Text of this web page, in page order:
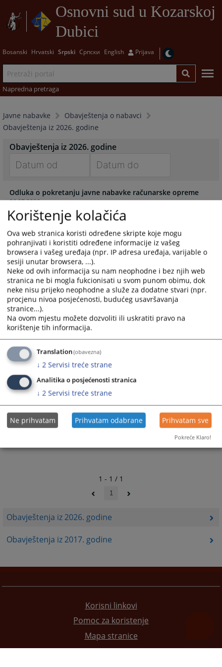
Osnovni sud u Kozarskoj
Dubici
Bosanski Hrvatski Srpski Српски English Prijava
Napredna pretraga
Javne nabavke
Obavještenja o nabavci
Obavještenja iz 2026. godine
Obavještenja iz 2026. godine
Obavještenja iz 2017. godine
Obavještenja iz 2026. godine
forward
to
interact
the
calendar
and
select
a
date.
Press
the
question
key
get
the
keyboard
for
changing
forward
to
interact
the
calendar
and
select
a
date.
Press
the
question
to
get
the
keyboard
for
changing
06.07.2026.
Odluka o pokretanju javne nabavke računarske opreme
1 - 1 / 1
1
Korisni linkovi
Pomoc za koristenje
Mapa stranice
Korištenje kolačića
Ova web stranica koristi određene skripte koje mogu
pohranjivati i koristiti određene informacije iz vašeg
browsera i vašeg uređaja (npr. IP adresa uređaja, varijable o
sesiji unutar browsera, ...).
Neke od ovih informacija su nam neophodne i bez njih web
stranica ne bi mogla fukcionisati u svom punom obimu, dok
neke nisu prijeko neophodne a služe za dodatne stvari (npr.
procjenu nivoa posjećenosti, budućeg usavršavanja
stranice...).
Na ovom mjestu možete dozvoliti ili uskratiti pravo na
korištenje tih informacija.
Translation(obavezna)
↓ 2 Servisi treće strane
Analitika o posjećenosti stranica
↓ 2 Servisi treće strane
Ne prihvatam Prihvatam odabrane Prihvatam sve
Pokreće Klaro!